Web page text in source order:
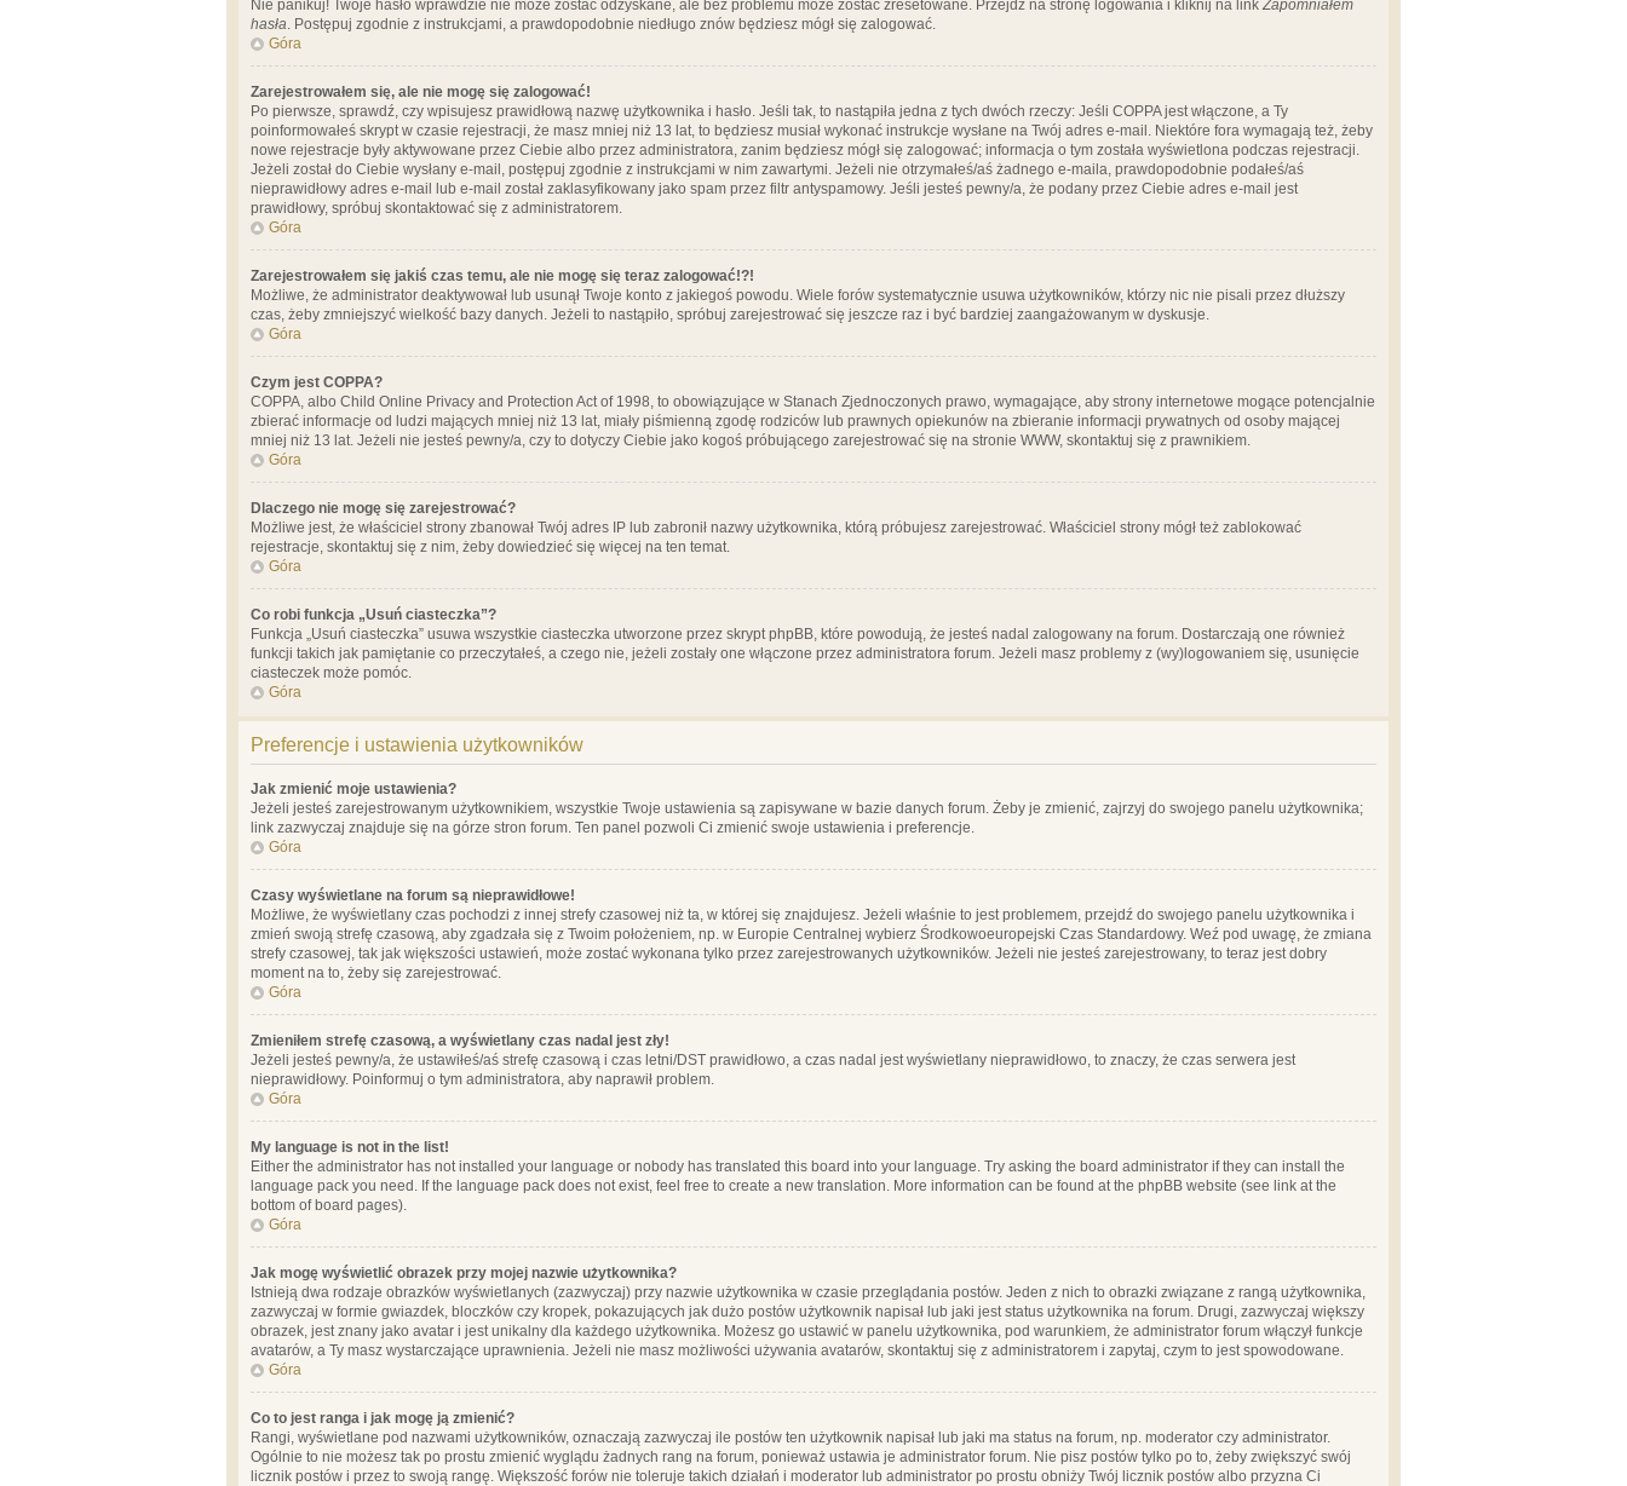
Nie panikuj! Twoje hasło wprawdzie nie może zostać odzyskane, ale bez problemu może zostać zresetowane. Przejdź na stronę logowania i kliknij na link Zapomniałem
hasła. Postępuj zgodnie z instrukcjami, a prawdopodobnie niedługo znów będziesz mógł się zalogować.
Góra
Zarejestrowałem się, ale nie mogę się zalogować!
Po pierwsze, sprawdź, czy wpisujesz prawidłową nazwę użytkownika i hasło. Jeśli tak, to nastąpiła jedna z tych dwóch rzeczy: Jeśli COPPA jest włączone, a Ty
poinformowałeś skrypt w czasie rejestracji, że masz mniej niż 13 lat, to będziesz musiał wykonać instrukcje wysłane na Twój adres e-mail. Niektóre fora wymagają też, żeby
nowe rejestracje były aktywowane przez Ciebie albo przez administratora, zanim będziesz mógł się zalogować; informacja o tym została wyświetlona podczas rejestracji.
Jeżeli został do Ciebie wysłany e-mail, postępuj zgodnie z instrukcjami w nim zawartymi. Jeżeli nie otrzymałeś/aś żadnego e-maila, prawdopodobnie podałeś/aś
nieprawidłowy adres e-mail lub e-mail został zaklasyfikowany jako spam przez filtr antyspamowy. Jeśli jesteś pewny/a, że podany przez Ciebie adres e-mail jest
prawidłowy, spróbuj skontaktować się z administratorem.
Góra
Zarejestrowałem się jakiś czas temu, ale nie mogę się teraz zalogować!?!
Możliwe, że administrator deaktywował lub usunął Twoje konto z jakiegoś powodu. Wiele forów systematycznie usuwa użytkowników, którzy nic nie pisali przez dłuższy
czas, żeby zmniejszyć wielkość bazy danych. Jeżeli to nastąpiło, spróbuj zarejestrować się jeszcze raz i być bardziej zaangażowanym w dyskusje.
Góra
Czym jest COPPA?
COPPA, albo Child Online Privacy and Protection Act of 1998, to obowiązujące w Stanach Zjednoczonych prawo, wymagające, aby strony internetowe mogące potencjalnie
zbierać informacje od ludzi mających mniej niż 13 lat, miały piśmienną zgodę rodziców lub prawnych opiekunów na zbieranie informacji prywatnych od osoby mającej
mniej niż 13 lat. Jeżeli nie jesteś pewny/a, czy to dotyczy Ciebie jako kogoś próbującego zarejestrować się na stronie WWW, skontaktuj się z prawnikiem.
Góra
Dlaczego nie mogę się zarejestrować?
Możliwe jest, że właściciel strony zbanował Twój adres IP lub zabronił nazwy użytkownika, którą próbujesz zarejestrować. Właściciel strony mógł też zablokować
rejestracje, skontaktuj się z nim, żeby dowiedzieć się więcej na ten temat.
Góra
Co robi funkcja „Usuń ciasteczka”?
Funkcja „Usuń ciasteczka” usuwa wszystkie ciasteczka utworzone przez skrypt phpBB, które powodują, że jesteś nadal zalogowany na forum. Dostarczają one również
funkcji takich jak pamiętanie co przeczytałeś, a czego nie, jeżeli zostały one włączone przez administratora forum. Jeżeli masz problemy z (wy)logowaniem się, usunięcie
ciasteczek może pomóc.
Góra
Preferencje i ustawienia użytkowników
Jak zmienić moje ustawienia?
Jeżeli jesteś zarejestrowanym użytkownikiem, wszystkie Twoje ustawienia są zapisywane w bazie danych forum. Żeby je zmienić, zajrzyj do swojego panelu użytkownika;
link zazwyczaj znajduje się na górze stron forum. Ten panel pozwoli Ci zmienić swoje ustawienia i preferencje.
Góra
Czasy wyświetlane na forum są nieprawidłowe!
Możliwe, że wyświetlany czas pochodzi z innej strefy czasowej niż ta, w której się znajdujesz. Jeżeli właśnie to jest problemem, przejdź do swojego panelu użytkownika i
zmień swoją strefę czasową, aby zgadzała się z Twoim położeniem, np. w Europie Centralnej wybierz Środkowoeuropejski Czas Standardowy. Weź pod uwagę, że zmiana
strefy czasowej, tak jak większości ustawień, może zostać wykonana tylko przez zarejestrowanych użytkowników. Jeżeli nie jesteś zarejestrowany, to teraz jest dobry
moment na to, żeby się zarejestrować.
Góra
Zmieniłem strefę czasową, a wyświetlany czas nadal jest zły!
Jeżeli jesteś pewny/a, że ustawiłeś/aś strefę czasową i czas letni/DST prawidłowo, a czas nadal jest wyświetlany nieprawidłowo, to znaczy, że czas serwera jest
nieprawidłowy. Poinformuj o tym administratora, aby naprawił problem.
Góra
My language is not in the list!
Either the administrator has not installed your language or nobody has translated this board into your language. Try asking the board administrator if they can install the
language pack you need. If the language pack does not exist, feel free to create a new translation. More information can be found at the phpBB website (see link at the
bottom of board pages).
Góra
Jak mogę wyświetlić obrazek przy mojej nazwie użytkownika?
Istnieją dwa rodzaje obrazków wyświetlanych (zazwyczaj) przy nazwie użytkownika w czasie przeglądania postów. Jeden z nich to obrazki związane z rangą użytkownika,
zazwyczaj w formie gwiazdek, bloczków czy kropek, pokazujących jak dużo postów użytkownik napisał lub jaki jest status użytkownika na forum. Drugi, zazwyczaj większy
obrazek, jest znany jako avatar i jest unikalny dla każdego użytkownika. Możesz go ustawić w panelu użytkownika, pod warunkiem, że administrator forum włączył funkcje
avatarów, a Ty masz wystarczające uprawnienia. Jeżeli nie masz możliwości używania avatarów, skontaktuj się z administratorem i zapytaj, czym to jest spowodowane.
Góra
Co to jest ranga i jak mogę ją zmienić?
Rangi, wyświetlane pod nazwami użytkowników, oznaczają zazwyczaj ile postów ten użytkownik napisał lub jaki ma status na forum, np. moderator czy administrator.
Ogólnie to nie możesz tak po prostu zmienić wyglądu żadnych rang na forum, ponieważ ustawia je administrator forum. Nie pisz postów tylko po to, żeby zwiększyć swój
licznik postów i przez to swoją rangę. Większość forów nie toleruje takich działań i moderator lub administrator po prostu obniży Twój licznik postów albo przyzna Ci